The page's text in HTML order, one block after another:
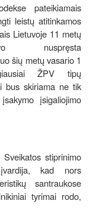
pateikiamais
leistų atitinkamos
Lietuvoje 11 metų
nuspręsta
šių metų vasario 1
ŽPV tipų
bus skiriama ne tik
įsigaliojimo
stiprinimo
kad nors
santraukose
tyrimai rodo,